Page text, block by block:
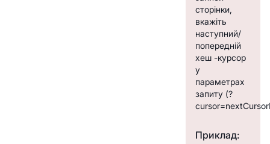
сторінки,
вкажіть
наступний/
попередній
хеш -курсор
у
параметрах
запиту (?
Приклад: